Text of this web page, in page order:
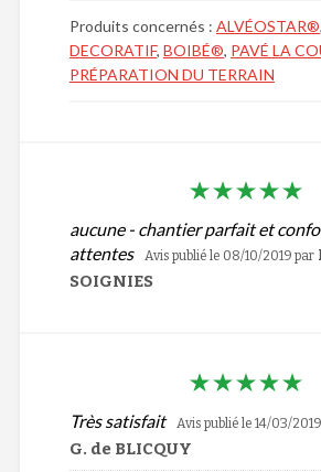
Produits concernés : ALVÉOSTAR®,
DECORATIF, BOIBÉ®, PAVÉ LA
PRÉPARATION DU TERRAIN
aucune - chantier parfait et
attentes
Avis publié le 08/10/2019 par
SOIGNIES
Très satisfait Avis publié le 14/03/2019
G. de BLICQUY